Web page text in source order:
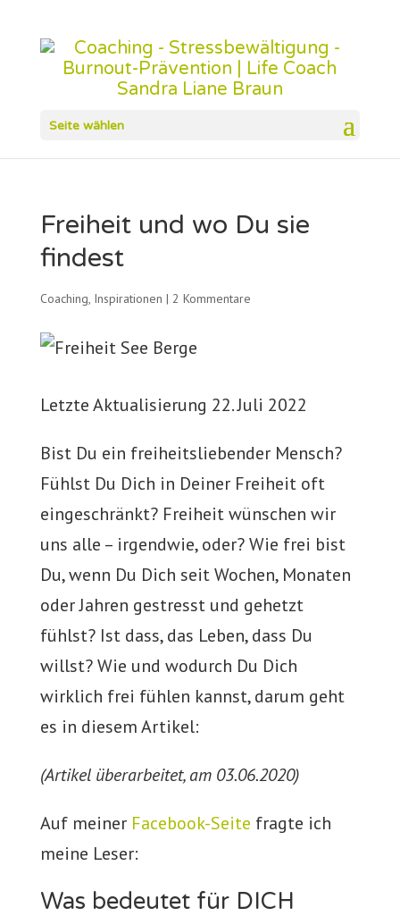
Seite wählen
Freiheit und wo Du sie
findest
Coaching, Inspirationen | 2 Kommentare
Letzte Aktualisierung 22. Juli 2022
Bist Du ein freiheitsliebender Mensch?
Fühlst Du Dich in Deiner Freiheit oft
eingeschränkt? Freiheit wünschen wir
uns alle – irgendwie, oder? Wie frei bist
Du, wenn Du Dich seit Wochen, Monaten
oder Jahren gestresst und gehetzt
fühlst? Ist dass, das Leben, dass Du
willst? Wie und wodurch Du Dich
wirklich frei fühlen kannst, darum geht
es in diesem Artikel:
(Artikel überarbeitet, am 03.06.2020)
Auf meiner Facebook-Seite fragte ich
meine Leser:
Was bedeutet für DICH